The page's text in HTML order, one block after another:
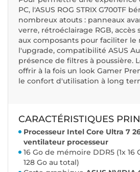
PC, l'ASUS ROG STRIX G700TF
nombreux atouts : panneaux
verre, rétroéclairage RGB,
aux composants pour faciliter
l'upgrade, compatibilité ASUS
présence de filtres à poussière.
offrir à la fois un look Gamer
le confort d'utilisation à long
CARACTÉRISTIQUES
Processeur Intel Core Ultra 7
ventilateur processeur
16 Go de mémoire DDR5 (1x 16
128 Go au total)